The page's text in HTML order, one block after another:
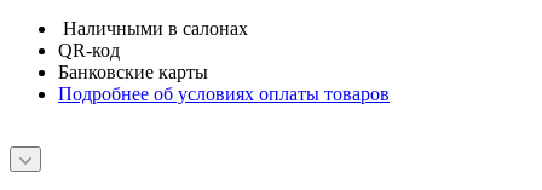
Наличными в салонах
QR-код
Банковские карты
Подробнее об условиях оплаты товаров